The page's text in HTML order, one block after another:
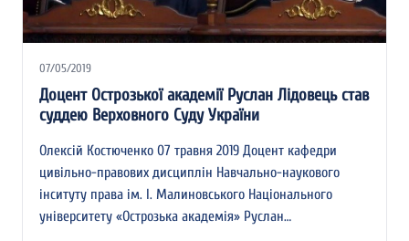
07/05/2019
Доцент Острозької академії Руслан Лідовець став
суддею Верховного Суду України
Олексій Костюченко 07 травня 2019 Доцент кафедри
цивільно-правових дисциплін Навчально-наукового
інситуту права ім. І. Малиновського Національного
університету «Острозька академія» Руслан…